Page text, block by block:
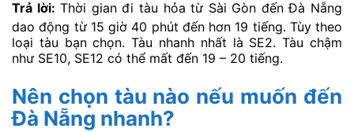
Trả lời: Thời gian đi tàu hỏa từ Sài Gòn đến Đà Nẵng
dao động từ 15 giờ 40 phút đến hơn 19 tiếng. Tùy theo
loại tàu bạn chọn. Tàu nhanh nhất là SE2. Tàu chậm
như SE10, SE12 có thể mất đến 19 – 20 tiếng.
Nên chọn tàu nào nếu muốn đến
Đà Nẵng nhanh?